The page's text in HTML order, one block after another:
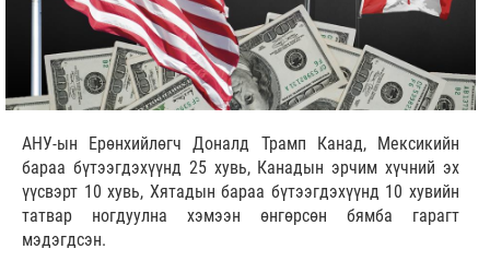
АНУ-ын Ерөнхийлөгч Доналд Трамп Канад, Мексикийн
бараа бүтээгдэхүүнд 25 хувь, Канадын эрчим хүчний эх
үүсвэрт 10 хувь, Хятадын бараа бүтээгдэхүүнд 10 хувийн
татвар ногдуулна хэмээн өнгөрсөн бямба гарагт
мэдэгдсэн.